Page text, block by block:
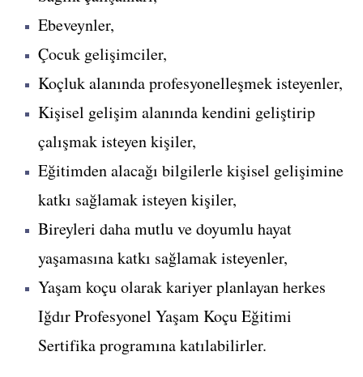
Ebeveynler,
Çocuk gelişimciler,
Koçluk alanında profesyonelleşmek isteyenler,
Kişisel gelişim alanında kendini geliştirip
çalışmak isteyen kişiler,
Eğitimden alacağı bilgilerle kişisel gelişimine
katkı sağlamak isteyen kişiler,
Bireyleri daha mutlu ve doyumlu hayat
yaşamasına katkı sağlamak isteyenler,
Yaşam koçu olarak kariyer planlayan herkes
Iğdır Profesyonel Yaşam Koçu Eğitimi
Sertifika programına katılabilirler.